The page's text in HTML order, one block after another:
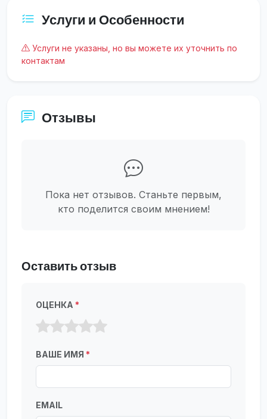
Услуги и Особенности
Услуги не указаны, но вы можете их уточнить по
контактам
Отзывы
Пока нет отзывов. Станьте первым,
кто поделится своим мнением!
Оставить отзыв
ОЦЕНКА *
ВАШЕ ИМЯ *
EMAIL